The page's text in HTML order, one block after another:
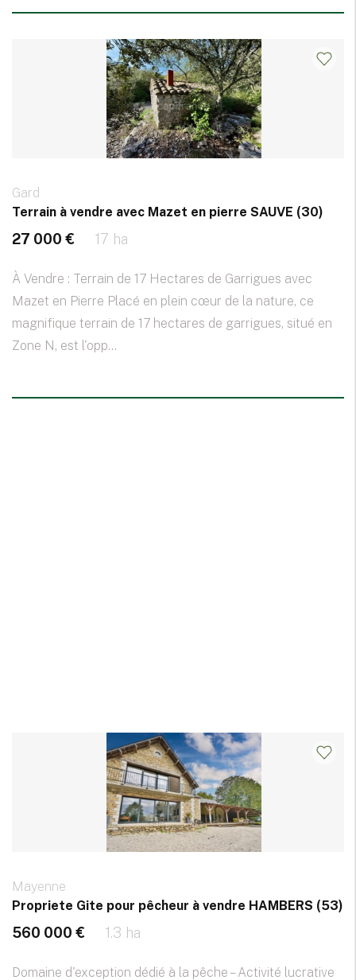
Gard
Terrain à vendre avec Mazet en pierre SAUVE (30)
27 000 € 17 ha
À Vendre : Terrain de 17 Hectares de Garrigues avec
Mazet en Pierre Placé en plein cœur de la nature, ce
magnifique terrain de 17 hectares de garrigues, situé en
Zone N, est l'opp...
Mayenne
Propriete Gite pour pêcheur à vendre HAMBERS (53)
560 000 € 1.3 ha
Domaine d'exception dédié à la pêche – Activité lucrative